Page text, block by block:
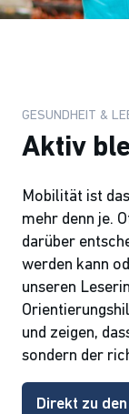
GESUNDHEIT &
Aktiv
Mobilität ist
mehr denn je.
darüber
werden kann
unseren
und zeigen,
sondern der
Direkt zu